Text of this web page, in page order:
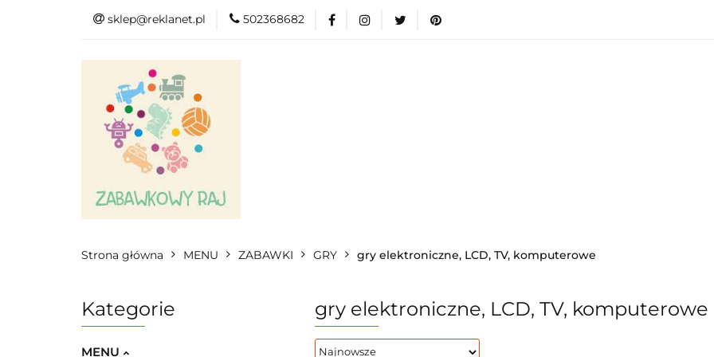
sklep@reklanet.pl 502368682
Strona główna MENU ZABAWKI GRY gry elektroniczne, LCD, TV, komputerowe
Kategorie
MENU
gry elektroniczne, LCD, TV, komputerowe